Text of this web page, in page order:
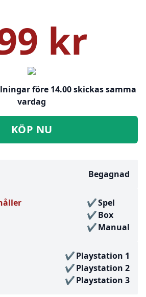
kr
före 14.00 skickas samma
vardag
KÖP NU
Begagnad
Spel
Box
Manual
Playstation 1
Playstation 2
Playstation 3